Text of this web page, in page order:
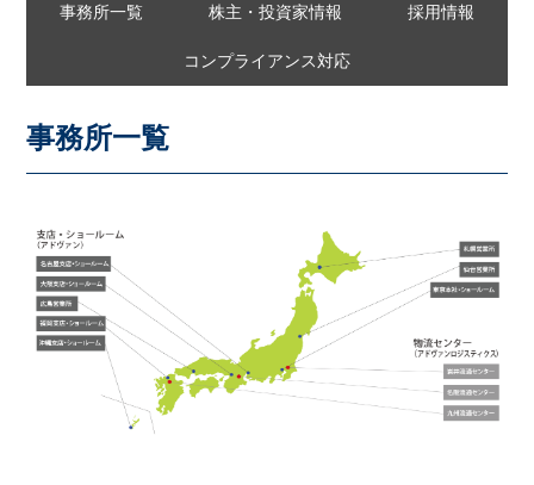
事務所一覧 株主・投資家情報 採用情報
コンプライアンス対応
事務所一覧